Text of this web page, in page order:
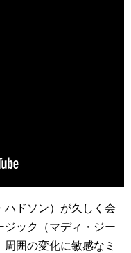
ドソン）が久しく会
ジック（マディ・ジー
囲の変化に敏感なミ